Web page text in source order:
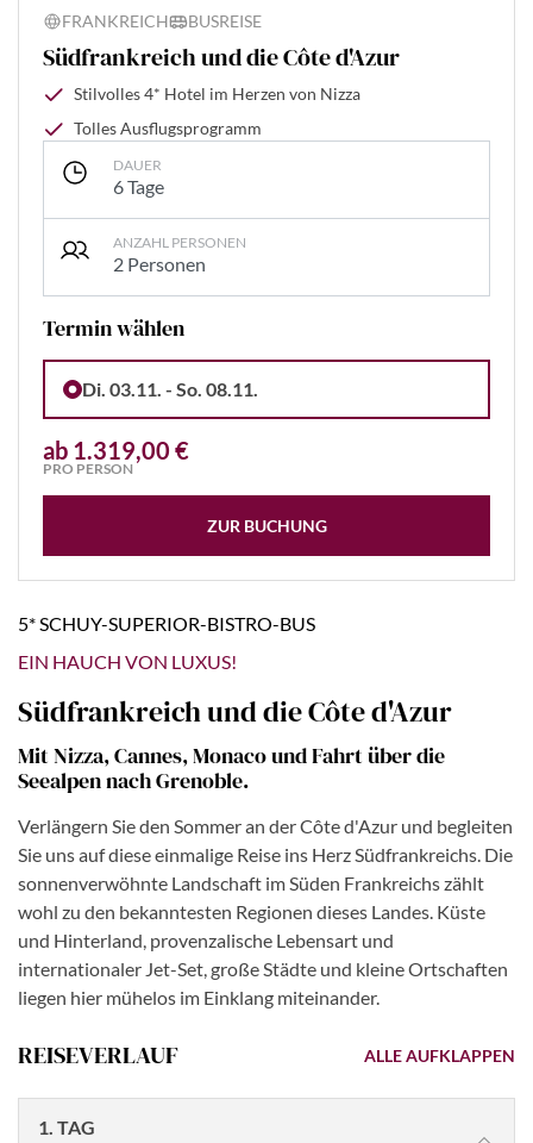
FRANKREICH BUSREISE
Südfrankreich und die Côte d'Azur
Stilvolles 4* Hotel im Herzen von Nizza
Tolles Ausflugsprogramm
DAUER
6 Tage
ANZAHL PERSONEN
2 Personen
Termin wählen
Di. 03.11. - So. 08.11.
ab 1.319,00 €
PRO PERSON
ZUR BUCHUNG
5* SCHUY-SUPERIOR-BISTRO-BUS
EIN HAUCH VON LUXUS!
Südfrankreich und die Côte d'Azur
Mit Nizza, Cannes, Monaco und Fahrt über die
Seealpen nach Grenoble.
Verlängern Sie den Sommer an der Côte d'Azur und begleiten
Sie uns auf diese einmalige Reise ins Herz Südfrankreichs. Die
sonnenverwöhnte Landschaft im Süden Frankreichs zählt
wohl zu den bekanntesten Regionen dieses Landes. Küste
und Hinterland, provenzalische Lebensart und
internationaler Jet-Set, große Städte und kleine Ortschaften
liegen hier mühelos im Einklang miteinander.
REISEVERLAUF ALLE AUFKLAPPEN
1. TAG